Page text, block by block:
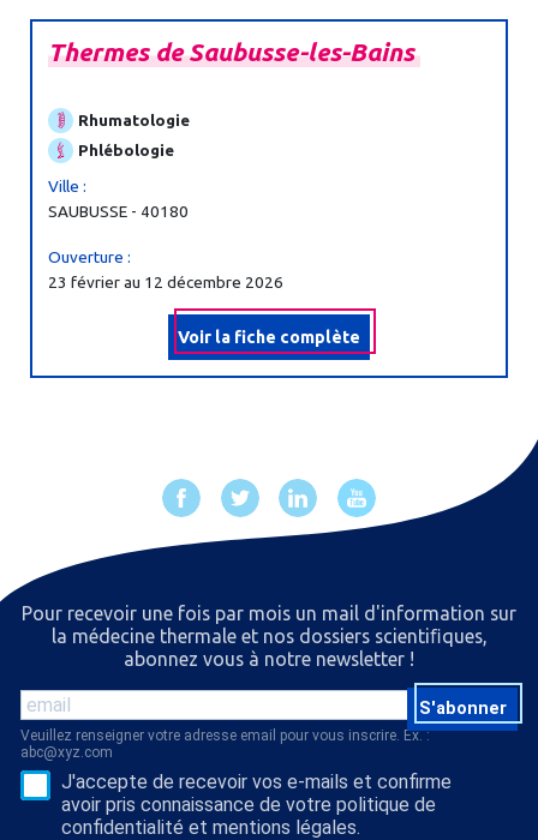
ThermesdeSaubusse-les-Bains
Rhumatologie
Phlébologie
Ville :
SAUBUSSE - 40180
Ouverture :
23 février au 12 décembre 2026
Voir la fiche complète
Pour recevoir une fois par mois un mail d'information sur
la médecine thermale et nos dossiers scientiﬁques,
abonnez vous à notre newsletter !
S'abonner
Veuillez renseigner votre adresse email pour vous inscrire. Ex. :
abc@xyz.com
J'accepte de recevoir vos e-mails et confirme
avoir pris connaissance de votre politique de
confidentialité et mentions légales.